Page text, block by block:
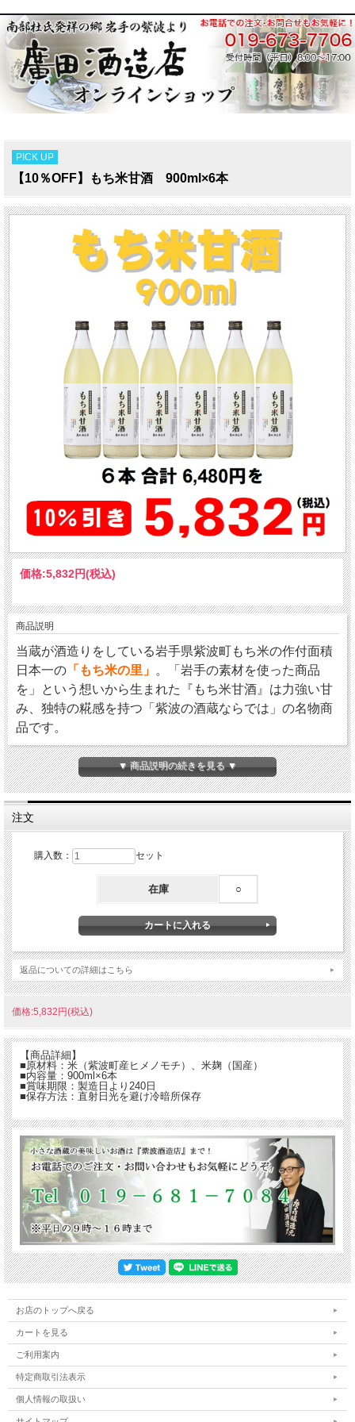
PICK UP
【10％OFF】もち米甘酒 900ml×6本
価格:5,832円(税込)
商品説明
当蔵が酒造りをしている岩手県紫波町もち米の作付面積
日本一の 「もち米の里」 。「岩手の素材を使った商品
を」という想いから生まれた『もち米甘酒』は力強い甘
み、独特の糀感を持つ「紫波の酒蔵ならでは」の名物商
品です。
もちろん、ノンアルコールで無添加、砂糖不使用。
お子様からご年配の方まで安心してお楽しみください。
まとめ買いがお得！６本で１０％引き！
▼ 商品説明の続きを見る ▼
注文
購入数： セット
在庫 ○
返品についての詳細はこちら
価格:5,832円(税込)
【商品詳細】
■原材料：米（紫波町産ヒメノモチ）、米麹（国産）
■内容量：900ml×6本
■賞味期限：製造日より240日
■保存方法：直射日光を避け冷暗所保存
お店のトップへ戻る
カートを見る
ご利用案内
特定商取引法表示
個人情報の取扱い